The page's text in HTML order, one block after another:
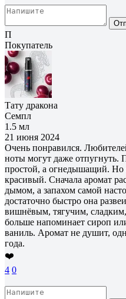
П
Покупатель
Тату дракона
Семпл
1.5 мл
21 июня 2024
Очень понравился.
ноты могут даже отпугнуть.
простой, а огнедышащий. Но
красивый. Сначала аромат
дымом, а запахом самой
достаточно быстро она
вишнёвым, тягучим,
больше напоминает сироп
ваниль. Аромат не душит,
года.
❤️
4 0